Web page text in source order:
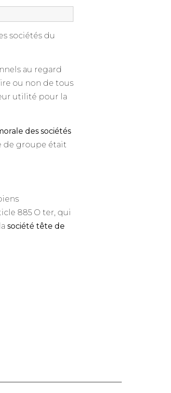
sociétés du
au regard
ou non de tous
utilité pour la
des sociétés
de groupe était
885 O ter, qui
société tête de